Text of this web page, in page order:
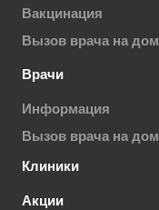
Вакцинация
Вызов врача на дом
Врачи
Информация
Вызов врача на дом
Клиники
Акции